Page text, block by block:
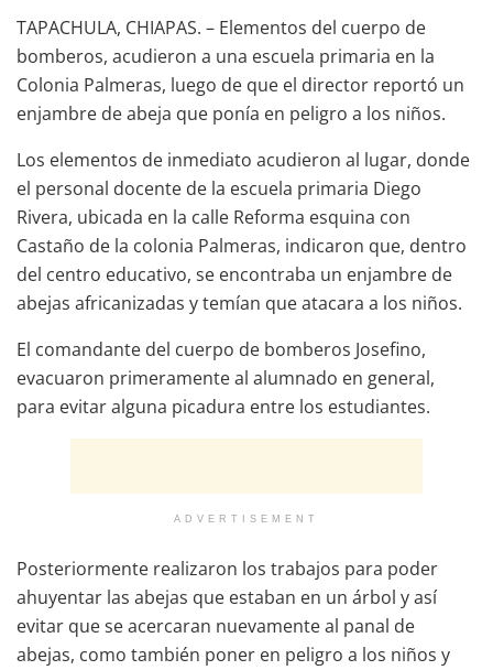
TAPACHULA, CHIAPAS. – Elementos del cuerpo de
bomberos, acudieron a una escuela primaria en la
Colonia Palmeras, luego de que el director reportó un
enjambre de abeja que ponía en peligro a los niños.
Los elementos de inmediato acudieron al lugar, donde
el personal docente de la escuela primaria Diego
Rivera, ubicada en la calle Reforma esquina con
Castaño de la colonia Palmeras, indicaron que, dentro
del centro educativo, se encontraba un enjambre de
abejas africanizadas y temían que atacara a los niños.
El comandante del cuerpo de bomberos Josefino,
evacuaron primeramente al alumnado en general,
para evitar alguna picadura entre los estudiantes.
ADVERTISEMENT
Posteriormente realizaron los trabajos para poder
ahuyentar las abejas que estaban en un árbol y así
evitar que se acercaran nuevamente al panal de
abejas, como también poner en peligro a los niños y